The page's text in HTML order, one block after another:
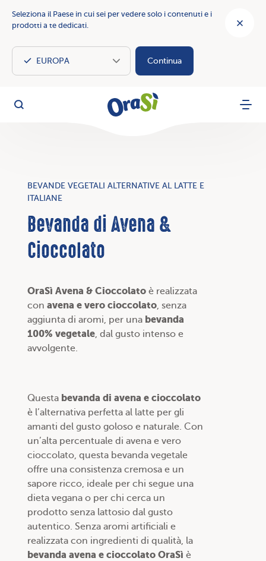
Seleziona il Paese in cui sei per vedere solo i contenuti e i
prodotti a te dedicati.
Continua
OraSì
Cerca Menu
BEVANDE VEGETALI ALTERNATIVE AL LATTE E
ITALIANE
Bevanda di Avena &
Cioccolato
OraSì Avena & Cioccolato è realizzata
con avena e vero cioccolato, senza
aggiunta di aromi, per una bevanda
100% vegetale, dal gusto intenso e
avvolgente.
Questa bevanda di avena e cioccolato
è l’alternativa perfetta al latte per gli
amanti del gusto goloso e naturale. Con
un’alta percentuale di avena e vero
cioccolato, questa bevanda vegetale
offre una consistenza cremosa e un
sapore ricco, ideale per chi segue una
dieta vegana o per chi cerca un
prodotto senza lattosio dal gusto
autentico. Senza aromi artificiali e
realizzata con ingredienti di qualità, la
bevanda avena e cioccolato OraSì è